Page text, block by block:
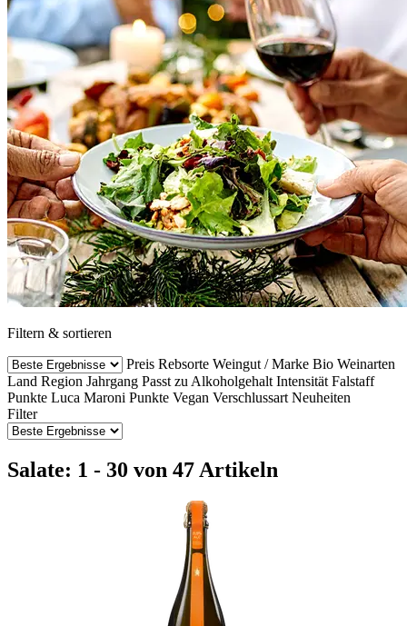
Filtern & sortieren
Preis Rebsorte Weingut / Marke Bio Weinarten
Land Region Jahrgang Passt zu Alkoholgehalt Intensität Falstaff
Punkte Luca Maroni Punkte Vegan Verschlussart Neuheiten
Filter
Salate: 1 - 30 von 47 Artikeln